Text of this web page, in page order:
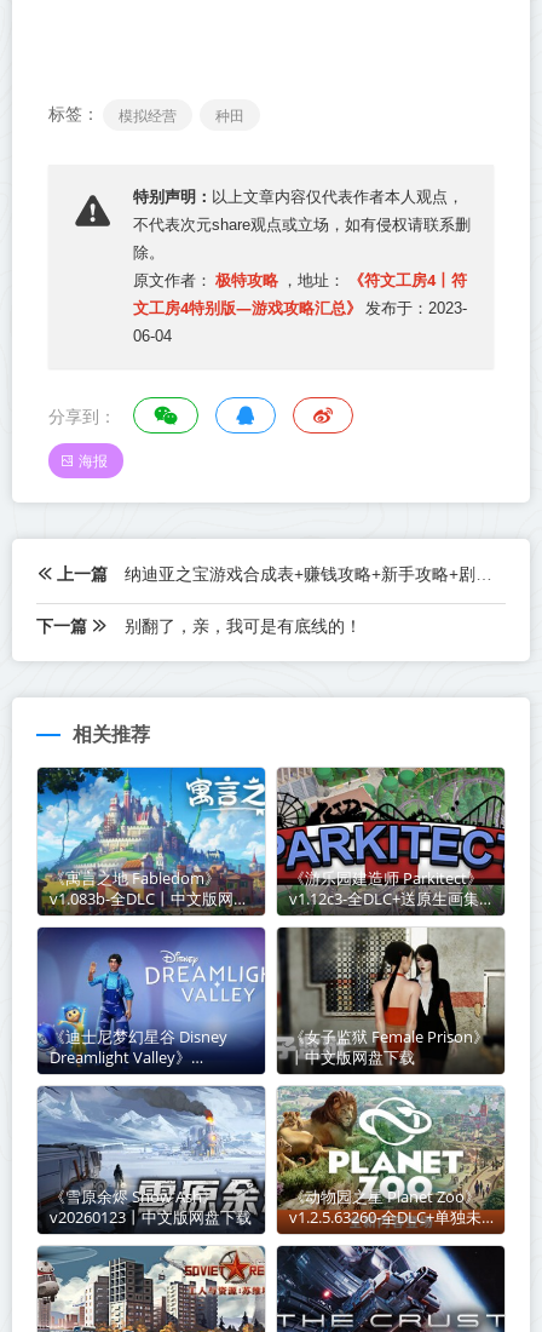
标签： 模拟经营 种田
特别声明： 以上文章内容仅代表作者本人观点，
不代表次元share观点或立场，如有侵权请联系删
除。
原文作者： 极特攻略 ，地址：
《符文工房4丨符
文工房4特别版—游戏攻略汇总》
发布于：2023-
06-04
分享到：
海报
上一篇 纳迪亚之宝游戏合成表+赚钱攻略+新手攻略+剧情攻略
下一篇 别翻了，亲，我可是有底线的！
相关推荐
《寓言之地 Fabledom》
v1.083b-全DLC丨中文版网盘
下载
《游乐园建造师 Parkitect》
v1.12c3-全DLC+送原生画集
丨中文版网盘下载
《迪士尼梦幻星谷 Disney
Dreamlight Valley》
v1.20.11.14-豪华版+全
DLC+送修改器丨中文版网盘
下载
《女子监狱 Female Prison》
丨中文版网盘下载
《雪原余烬 Snow Ash》
v20260123丨中文版网盘下载
《动物园之星 Planet Zoo》
v1.2.5.63260-全DLC+单独未
加密补丁+修改器丨中文版网
盘下载